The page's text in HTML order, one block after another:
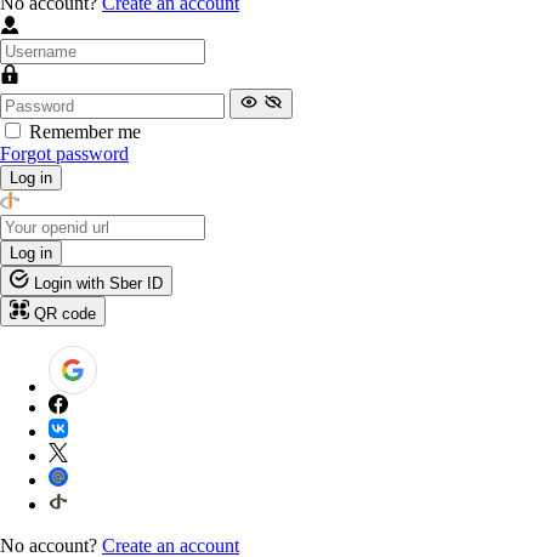
Remember me
Forgot password
Log in
Log in
Login with Sber ID
QR code
No account? Create an account